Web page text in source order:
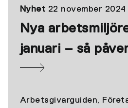
Nyhet 22 november 2024
Nya
januari – så
Arbetsgivarguiden,